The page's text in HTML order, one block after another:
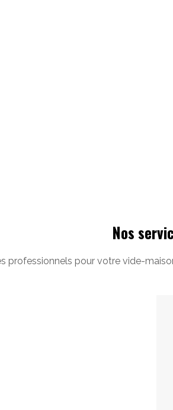
Nos
professionnels pour votre vide-